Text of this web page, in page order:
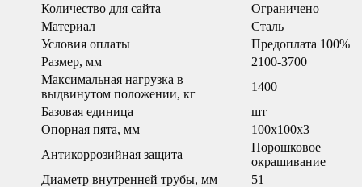
Количество для сайта
Ограничено
Материал
Сталь
Условия оплаты
Предоплата 100%
Размер, мм
2100-3700
Максимальная нагрузка в
выдвинутом положении, кг
1400
Базовая единица
шт
Опорная пята, мм
100x100x3
Антикоррозийная защита
Порошковое
окрашивание
Диаметр внутренней трубы, мм
51